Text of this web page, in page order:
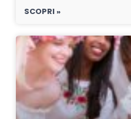
SCOPRI »